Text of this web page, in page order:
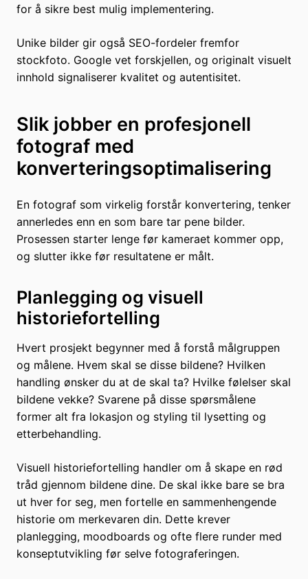
for å sikre best mulig implementering.
Unike bilder gir også SEO-fordeler fremfor
stockfoto. Google vet forskjellen, og originalt visuelt
innhold signaliserer kvalitet og autentisitet.
Slik jobber en profesjonell
fotograf med
konverteringsoptimalisering
En fotograf som virkelig forstår konvertering, tenker
annerledes enn en som bare tar pene bilder.
Prosessen starter lenge før kameraet kommer opp,
og slutter ikke før resultatene er målt.
Planlegging og visuell
historiefortelling
Hvert prosjekt begynner med å forstå målgruppen
og målene. Hvem skal se disse bildene? Hvilken
handling ønsker du at de skal ta? Hvilke følelser skal
bildene vekke? Svarene på disse spørsmålene
former alt fra lokasjon og styling til lysetting og
etterbehandling.
Visuell historiefortelling handler om å skape en rød
tråd gjennom bildene dine. De skal ikke bare se bra
ut hver for seg, men fortelle en sammenhengende
historie om merkevaren din. Dette krever
planlegging, moodboards og ofte flere runder med
konseptutvikling før selve fotograferingen.